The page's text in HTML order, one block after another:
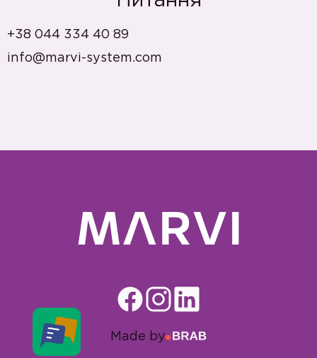
+38 044 334 40 89
info@marvi-system.com
Made by